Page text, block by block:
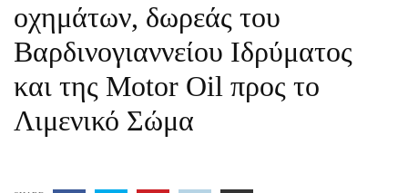
οχημάτων, δωρεάς του
Βαρδινογιαννείου Ιδρύματος
και της Motor Oil προς το
Λιμενικό Σώμα